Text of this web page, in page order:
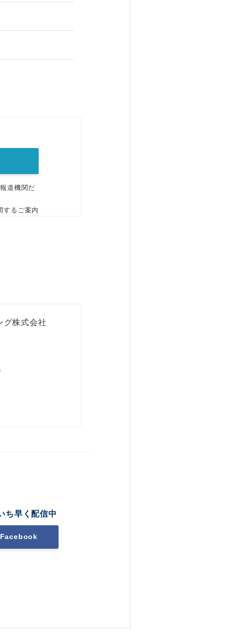
道機関だ
するご案内
グ株式会社
ち早く配信中
Facebook